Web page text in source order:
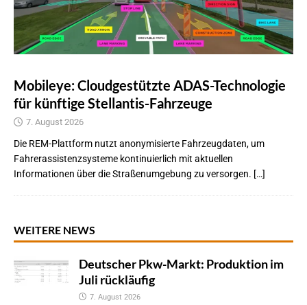
Mobileye: Cloudgestützte ADAS-Technologie
für künftige Stellantis-Fahrzeuge
7. August 2026
Die REM-Plattform nutzt anonymisierte Fahrzeugdaten, um
Fahrerassistenzsysteme kontinuierlich mit aktuellen
Informationen über die Straßenumgebung zu versorgen. […]
WEITERE NEWS
Deutscher Pkw-Markt: Produktion im
Juli rückläufig
7. August 2026